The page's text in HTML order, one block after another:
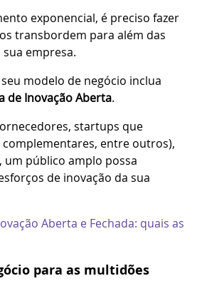
exponencial, é preciso fazer
transbordem para além das
empresa.
modelo de negócio inclua
de Inovação Aberta.
startups que
entre outros),
um público amplo possa
de inovação da sua
Aberta e Fechada: quais as
para as multidões